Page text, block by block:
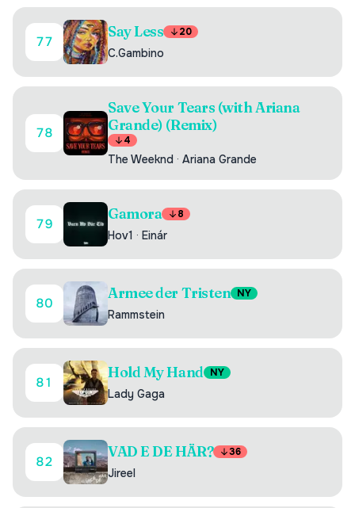
77
Say Less 20
C.Gambino
78
Save Your Tears (with Ariana
Grande) (Remix)
4
The Weeknd · Ariana Grande
79
Gamora 8
Hov1 · Einár
80
Armee der Tristen NY
Rammstein
81
Hold My Hand NY
Lady Gaga
82
VAD E DE HÄR? 36
Jireel